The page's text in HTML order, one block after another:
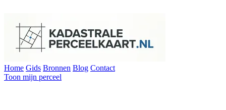
Home Gids Bronnen Blog Contact
Toon mijn perceel